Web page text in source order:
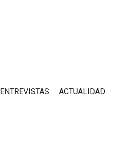
ENTREVISTAS ACTUALIDAD